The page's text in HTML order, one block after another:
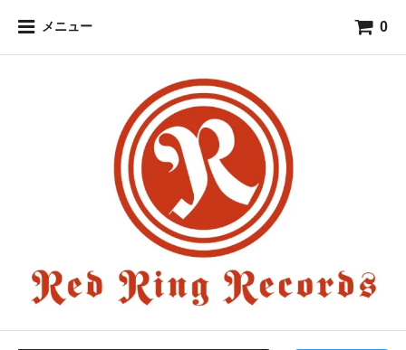
メニュー 0